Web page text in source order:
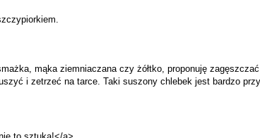
mąka ziemniaczana czy żółtko, proponuję
i zetrzeć na tarce. Taki suszony chlebek jest bardzo